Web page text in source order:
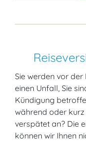
Sie werden vor
einen Unfall, Sie
Kündigung
während oder
verspätet an? Die
können wir Ihnen